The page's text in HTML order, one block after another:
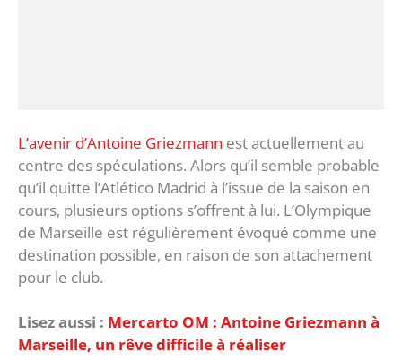
L’avenir d’Antoine Griezmann est actuellement au
centre des spéculations. Alors qu’il semble probable
qu’il quitte l’Atlético Madrid à l’issue de la saison en
cours, plusieurs options s’offrent à lui. L’Olympique
de Marseille est régulièrement évoqué comme une
destination possible, en raison de son attachement
pour le club.
Lisez aussi : Mercarto OM : Antoine Griezmann à
Marseille, un rêve difficile à réaliser